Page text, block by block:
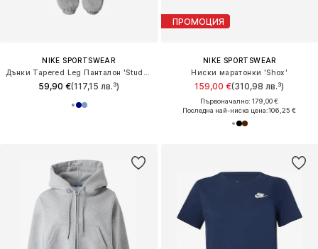
NIKE SPORTSWEAR
Дънки Tapered Leg Панталон 'Studio Fleece'
59,90 €(117,15 лв.³)
ПРОМОЦИЯ
NIKE SPORTSWEAR
Ниски маратонки 'Shox'
159,00 €(310,98 лв.³)
Първоначално: 179,00 €
Последна най-ниска цена:106,25 €